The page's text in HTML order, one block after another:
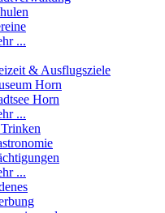
...
& Ausflugsziele
Horn
Horn
...
...